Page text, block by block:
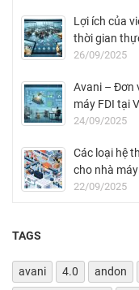
Lợi ích của
thời gian
26/09/2025
Avani – Đơn
máy FDI tại
24/09/2025
Các loại hệ
cho nhà máy
22/09/2025
TAGS
avani 4.0 andon